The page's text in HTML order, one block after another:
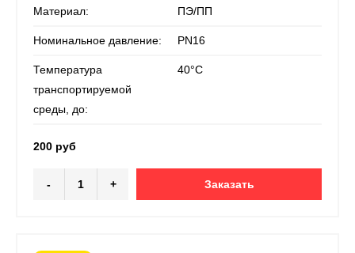
Материал: ПЭ/ПП
Номинальное давление: PN16
Температура
транспортируемой
среды, до:
40°С
200 руб
- + Заказать